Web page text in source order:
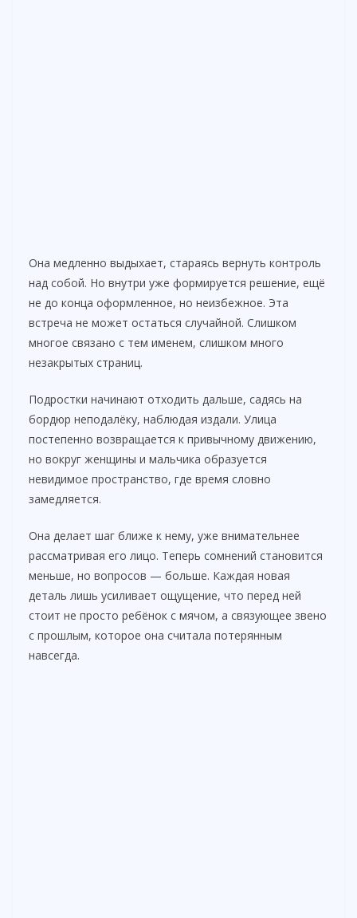
Она медленно выдыхает, стараясь вернуть контроль
над собой. Но внутри уже формируется решение, ещё
не до конца оформленное, но неизбежное. Эта
встреча не может остаться случайной. Слишком
многое связано с тем именем, слишком много
незакрытых страниц.
Подростки начинают отходить дальше, садясь на
бордюр неподалёку, наблюдая издали. Улица
постепенно возвращается к привычному движению,
но вокруг женщины и мальчика образуется
невидимое пространство, где время словно
замедляется.
Она делает шаг ближе к нему, уже внимательнее
рассматривая его лицо. Теперь сомнений становится
меньше, но вопросов — больше. Каждая новая
деталь лишь усиливает ощущение, что перед ней
стоит не просто ребёнок с мячом, а связующее звено
с прошлым, которое она считала потерянным
навсегда.